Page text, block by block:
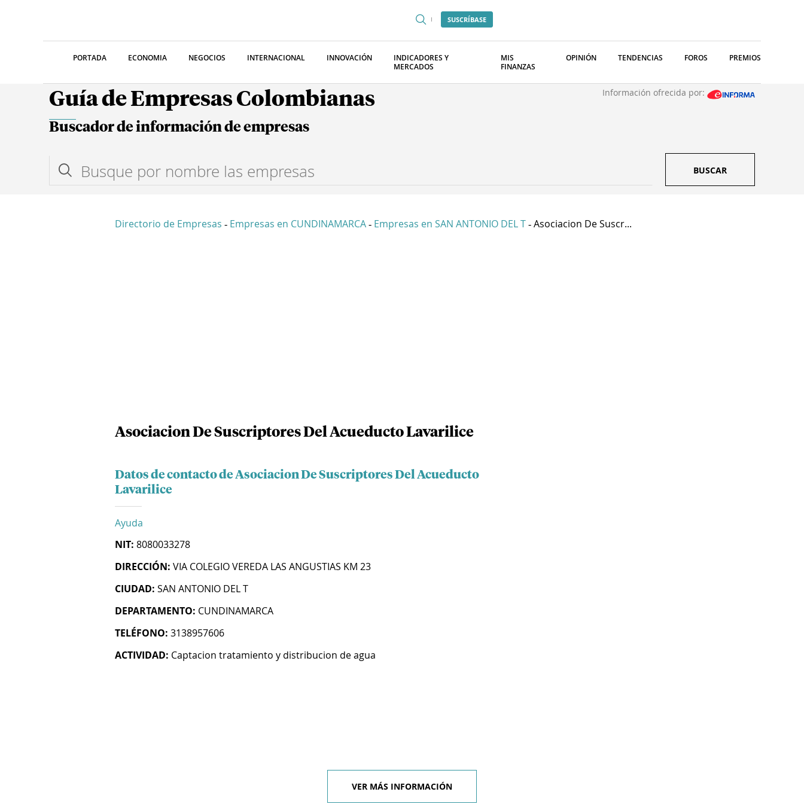
SUSCRÍBASE
PORTADA ECONOMIA NEGOCIOS INTERNACIONAL INNOVACIÓN
INDICADORES Y
MERCADOS
MIS
FINANZAS
OPINIÓN TENDENCIAS FOROS PREMIOS
Guía de Empresas Colombianas Información ofrecida por:
Buscador de información de empresas
BUSCAR
Directorio de Empresas - Empresas en CUNDINAMARCA - Empresas en SAN ANTONIO DEL T - Asociacion De Suscr...
Asociacion De Suscriptores Del Acueducto Lavarilice
Datos de contacto de Asociacion De Suscriptores Del Acueducto
Lavarilice
Ayuda
NIT: 8080033278
DIRECCIÓN: VIA COLEGIO VEREDA LAS ANGUSTIAS KM 23
CIUDAD: SAN ANTONIO DEL T
DEPARTAMENTO: CUNDINAMARCA
TELÉFONO: 3138957606
ACTIVIDAD: Captacion tratamiento y distribucion de agua
VER MÁS INFORMACIÓN